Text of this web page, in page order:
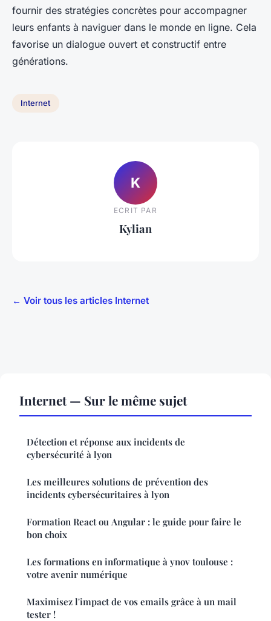
fournir des stratégies concrètes pour accompagner
leurs enfants à naviguer dans le monde en ligne. Cela
favorise un dialogue ouvert et constructif entre
générations.
Internet
K
ECRIT PAR
Kylian
← Voir tous les articles Internet
Internet — Sur le même sujet
Détection et réponse aux incidents de
cybersécurité à lyon
Les meilleures solutions de prévention des
incidents cybersécuritaires à lyon
Formation React ou Angular : le guide pour faire le
bon choix
Les formations en informatique à ynov toulouse :
votre avenir numérique
Maximisez l'impact de vos emails grâce à un mail
tester !